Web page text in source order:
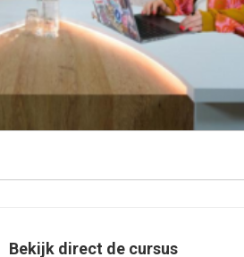
Bekijk direct de cursus